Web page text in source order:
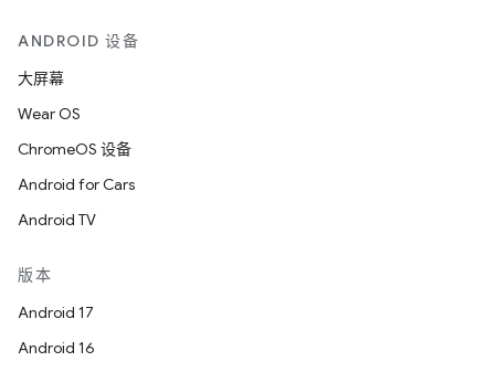
ANDROID 设备
大屏幕
Wear OS
ChromeOS 设备
Android for Cars
Android TV
版本
Android 17
Android 16